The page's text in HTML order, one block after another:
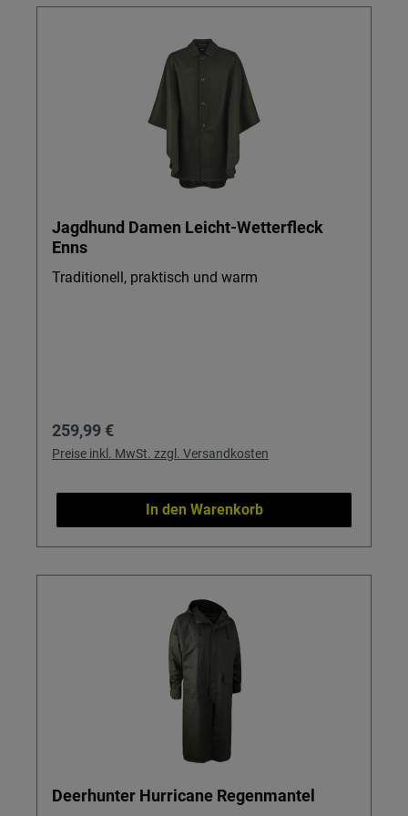
Jagdhund Damen Leicht-Wetterfleck
Enns
Traditionell, praktisch und warm
Regulärer Preis:
259,99 €
Preise inkl. MwSt. zzgl. Versandkosten
In den Warenkorb
Deerhunter Hurricane Regenmantel